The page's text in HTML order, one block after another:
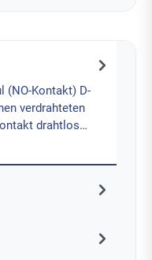
(NO-Kontakt) D-
verdrahteten
drahtlos…